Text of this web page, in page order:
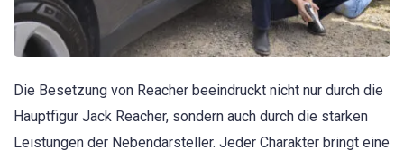
Die Besetzung von Reacher beeindruckt nicht nur durch die
Hauptfigur Jack Reacher, sondern auch durch die starken
Leistungen der Nebendarsteller. Jeder Charakter bringt eine